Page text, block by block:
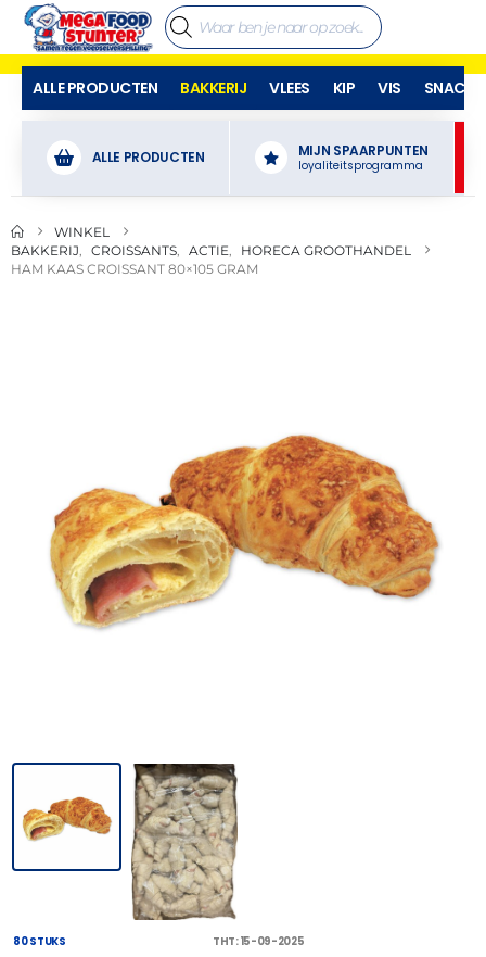
ALLE PRODUCTEN BAKKERIJ VLEES KIP VIS SNACKS
ALLE PRODUCTEN MIJN SPAARPUNTEN
loyaliteitsprogramma
WINKEL
BAKKERIJ
CROISSANTS ACTIE
HORECA GROOTHANDEL
HAM KAAS CROISSANT 80×105 GRAM
80 STUKS THT: 15-09-2025